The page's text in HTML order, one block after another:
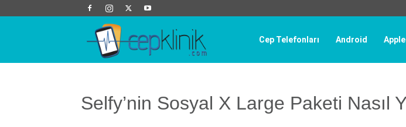
Cep Telefonları Android Apple
Selfy’nin Sosyal X Large Paketi Nasıl